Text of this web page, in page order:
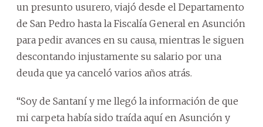
un presunto usurero, viajó desde el Departamento
de San Pedro hasta la Fiscalía General en Asunción
para pedir avances en su causa, mientras le siguen
descontando injustamente su salario por una
deuda que ya canceló varios años atrás.
“Soy de Santaní y me llegó la información de que
mi carpeta había sido traída aquí en Asunción y